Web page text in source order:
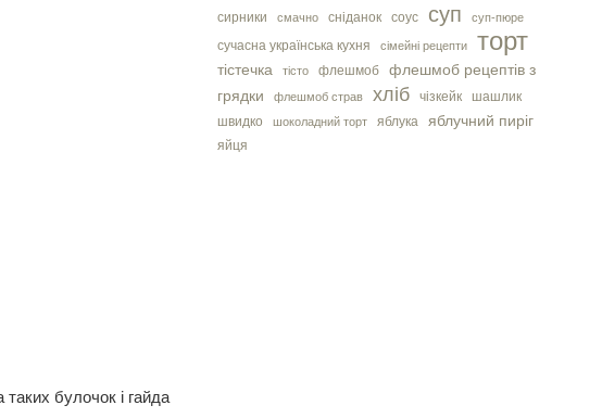
сирники смачно сніданок соус суп суп-пюре
сучасна українська кухня сімейні рецепти торт
тістечка тісто флешмоб
флешмоб рецептів з
грядки
флешмоб страв хліб чізкейк
шашлик
швидко
шоколадний торт яблука яблучний пиріг
яйця
булочок і гайда